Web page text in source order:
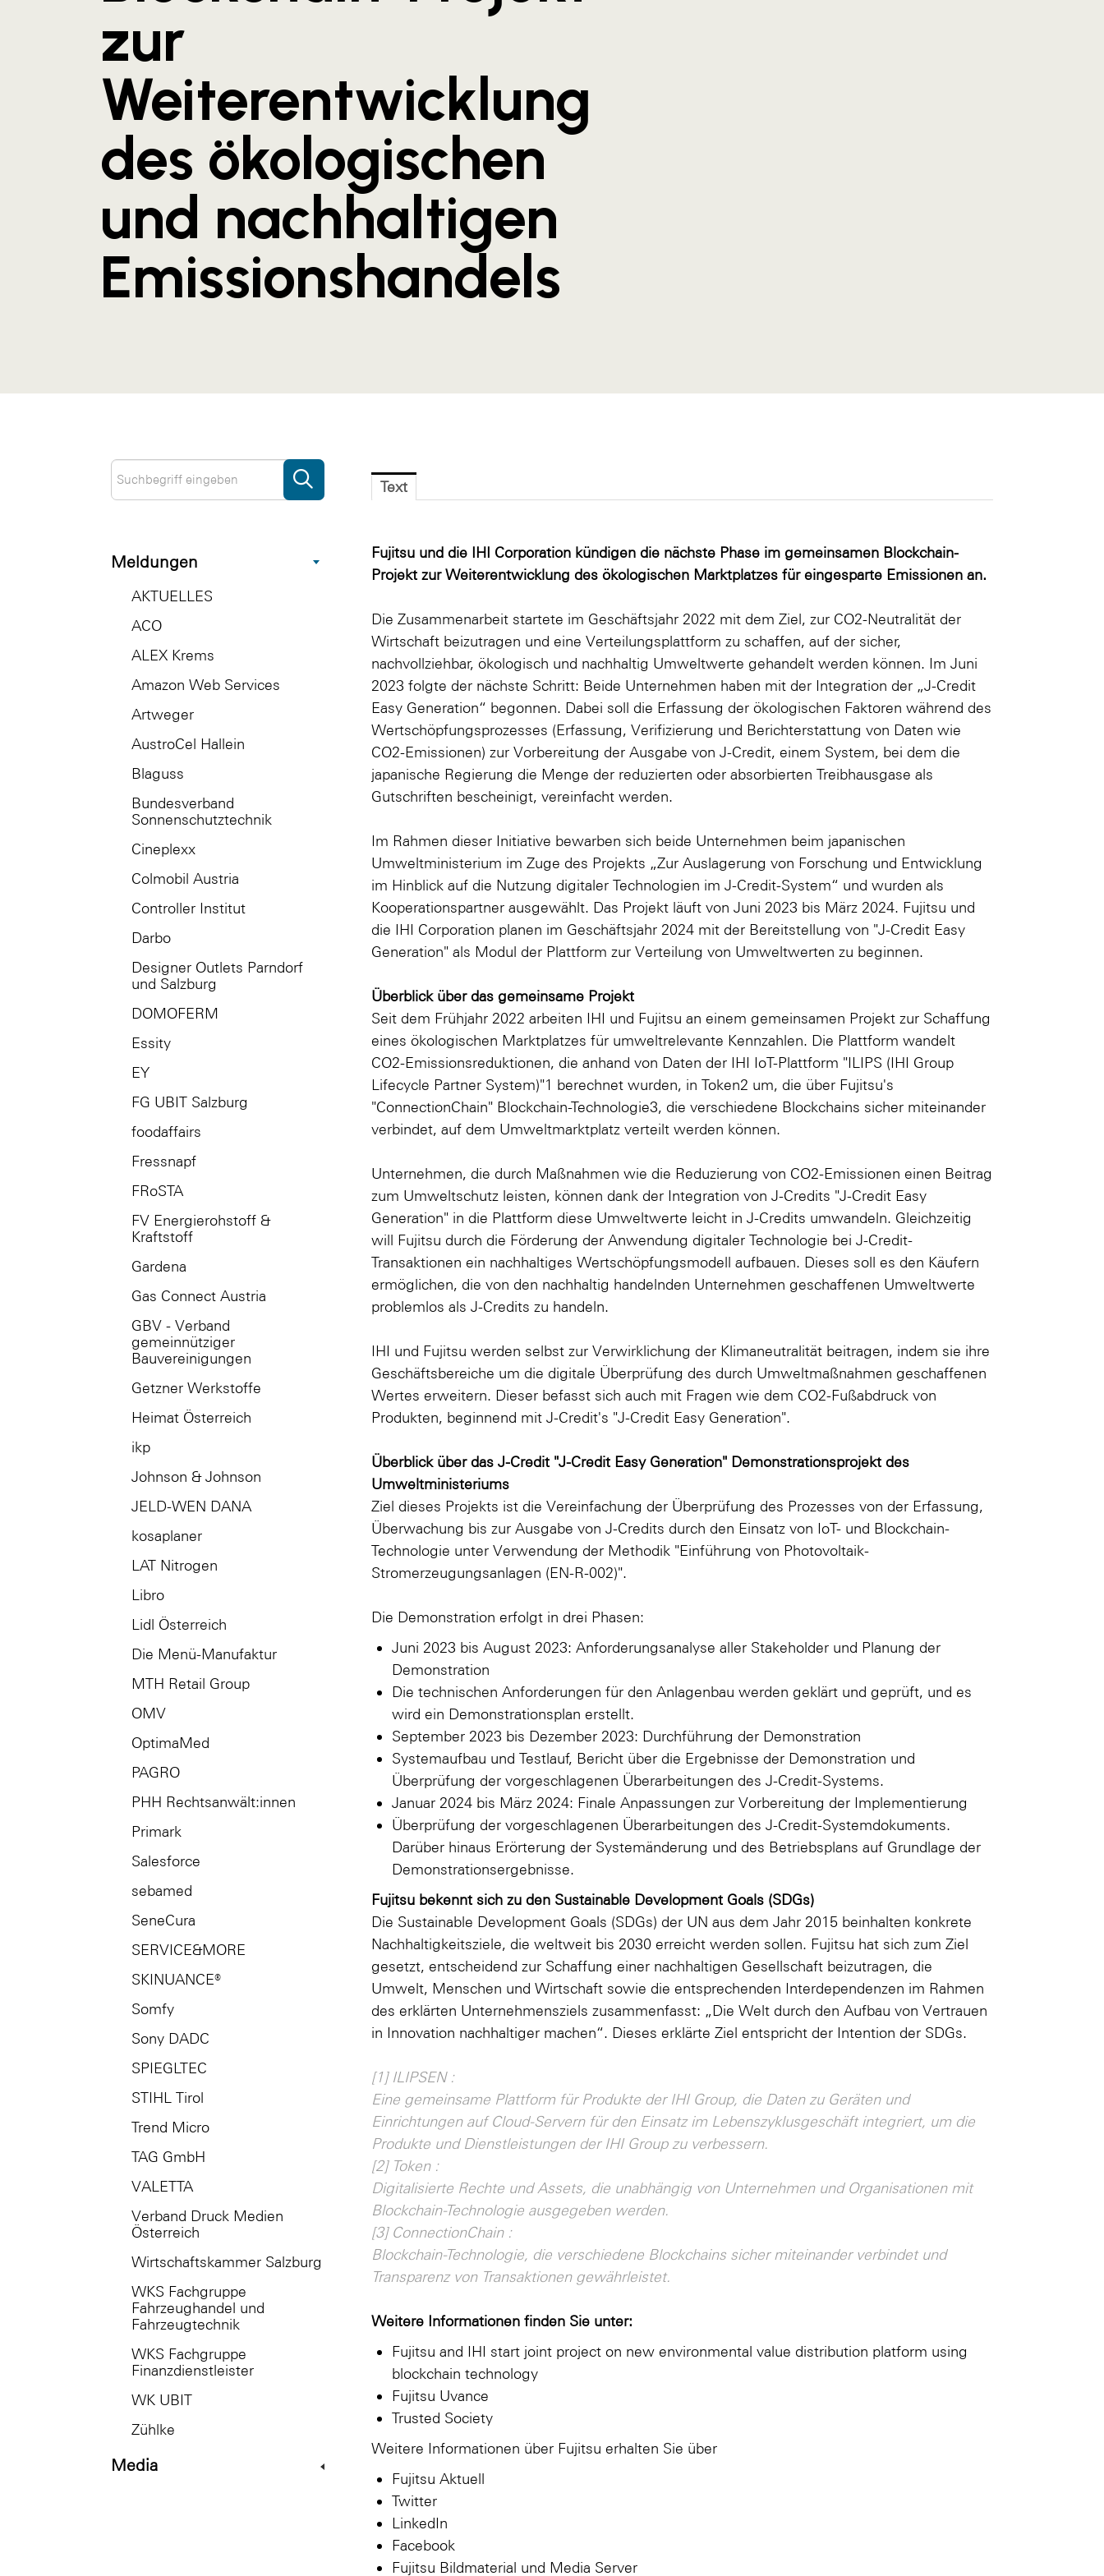
Meldungen
AKTUELLES
ACO
ALEX Krems
Amazon Web Services
Artweger
AustroCel Hallein
Blaguss
Bundesverband
Sonnenschutztechnik
Cineplexx
Colmobil Austria
Controller Institut
Darbo
Designer Outlets Parndorf
und Salzburg
DOMOFERM
Essity
EY
FG UBIT Salzburg
foodaffairs
Fressnapf
FRoSTA
FV Energierohstoff &
Kraftstoff
Gardena
Gas Connect Austria
GBV - Verband
gemeinnütziger
Bauvereinigungen
Getzner Werkstoffe
Heimat Österreich
ikp
Johnson & Johnson
JELD-WEN DANA
kosaplaner
LAT Nitrogen
Libro
Lidl Österreich
Die Menü-Manufaktur
MTH Retail Group
OMV
OptimaMed
PAGRO
PHH Rechtsanwält:innen
Primark
Salesforce
sebamed
SeneCura
SERVICE&MORE
SKINUANCE®
Somfy
Sony DADC
SPIEGLTEC
STIHL Tirol
Trend Micro
TAG GmbH
VALETTA
Verband Druck Medien
Österreich
Wirtschaftskammer Salzburg
WKS Fachgruppe
Fahrzeughandel und
Fahrzeugtechnik
WKS Fachgruppe
Finanzdienstleister
WK UBIT
Zühlke
Media
zur
Weiterentwicklung
des ökologischen
und nachhaltigen
Emissionshandels
Text
Fujitsu und die IHI Corporation kündigen die nächste Phase im gemeinsamen Blockchain-
Projekt zur Weiterentwicklung des ökologischen Marktplatzes für eingesparte Emissionen an.
Die Zusammenarbeit startete im Geschäftsjahr 2022 mit dem Ziel, zur CO2-Neutralität der
Wirtschaft beizutragen und eine Verteilungsplattform zu schaffen, auf der sicher,
nachvollziehbar, ökologisch und nachhaltig Umweltwerte gehandelt werden können. Im Juni
2023 folgte der nächste Schritt: Beide Unternehmen haben mit der Integration der „J-Credit
Easy Generation“ begonnen. Dabei soll die Erfassung der ökologischen Faktoren während des
Wertschöpfungsprozesses (Erfassung, Verifizierung und Berichterstattung von Daten wie
CO2-Emissionen) zur Vorbereitung der Ausgabe von J-Credit, einem System, bei dem die
japanische Regierung die Menge der reduzierten oder absorbierten Treibhausgase als
Gutschriften bescheinigt, vereinfacht werden.
Im Rahmen dieser Initiative bewarben sich beide Unternehmen beim japanischen
Umweltministerium im Zuge des Projekts „Zur Auslagerung von Forschung und Entwicklung
im Hinblick auf die Nutzung digitaler Technologien im J-Credit-System“ und wurden als
Kooperationspartner ausgewählt. Das Projekt läuft von Juni 2023 bis März 2024. Fujitsu und
die IHI Corporation planen im Geschäftsjahr 2024 mit der Bereitstellung von "J-Credit Easy
Generation" als Modul der Plattform zur Verteilung von Umweltwerten zu beginnen.
Überblick über das gemeinsame Projekt
Seit dem Frühjahr 2022 arbeiten IHI und Fujitsu an einem gemeinsamen Projekt zur Schaffung
eines ökologischen Marktplatzes für umweltrelevante Kennzahlen. Die Plattform wandelt
CO2-Emissionsreduktionen, die anhand von Daten der IHI IoT-Plattform "ILIPS (IHI Group
Lifecycle Partner System)"1 berechnet wurden, in Token2 um, die über Fujitsu's
"ConnectionChain" Blockchain-Technologie3, die verschiedene Blockchains sicher miteinander
verbindet, auf dem Umweltmarktplatz verteilt werden können.
Unternehmen, die durch Maßnahmen wie die Reduzierung von CO2-Emissionen einen Beitrag
zum Umweltschutz leisten, können dank der Integration von J-Credits "J-Credit Easy
Generation" in die Plattform diese Umweltwerte leicht in J-Credits umwandeln. Gleichzeitig
will Fujitsu durch die Förderung der Anwendung digitaler Technologie bei J-Credit-
Transaktionen ein nachhaltiges Wertschöpfungsmodell aufbauen. Dieses soll es den Käufern
ermöglichen, die von den nachhaltig handelnden Unternehmen geschaffenen Umweltwerte
problemlos als J-Credits zu handeln.
IHI und Fujitsu werden selbst zur Verwirklichung der Klimaneutralität beitragen, indem sie ihre
Geschäftsbereiche um die digitale Überprüfung des durch Umweltmaßnahmen geschaffenen
Wertes erweitern. Dieser befasst sich auch mit Fragen wie dem CO2-Fußabdruck von
Produkten, beginnend mit J-Credit's "J-Credit Easy Generation".
Überblick über das J-Credit "J-Credit Easy Generation" Demonstrationsprojekt des
Umweltministeriums
Ziel dieses Projekts ist die Vereinfachung der Überprüfung des Prozesses von der Erfassung,
Überwachung bis zur Ausgabe von J-Credits durch den Einsatz von IoT- und Blockchain-
Technologie unter Verwendung der Methodik "Einführung von Photovoltaik-
Stromerzeugungsanlagen (EN-R-002)".
Die Demonstration erfolgt in drei Phasen:
Juni 2023 bis August 2023: Anforderungsanalyse aller Stakeholder und Planung der
Demonstration
Die technischen Anforderungen für den Anlagenbau werden geklärt und geprüft, und es
wird ein Demonstrationsplan erstellt.
September 2023 bis Dezember 2023: Durchführung der Demonstration
Systemaufbau und Testlauf, Bericht über die Ergebnisse der Demonstration und
Überprüfung der vorgeschlagenen Überarbeitungen des J-Credit-Systems.
Januar 2024 bis März 2024: Finale Anpassungen zur Vorbereitung der Implementierung
Überprüfung der vorgeschlagenen Überarbeitungen des J-Credit-Systemdokuments.
Darüber hinaus Erörterung der Systemänderung und des Betriebsplans auf Grundlage der
Demonstrationsergebnisse.
Fujitsu bekennt sich zu den Sustainable Development Goals (SDGs)
Die Sustainable Development Goals (SDGs) der UN aus dem Jahr 2015 beinhalten konkrete
Nachhaltigkeitsziele, die weltweit bis 2030 erreicht werden sollen. Fujitsu hat sich zum Ziel
gesetzt, entscheidend zur Schaffung einer nachhaltigen Gesellschaft beizutragen, die
Umwelt, Menschen und Wirtschaft sowie die entsprechenden Interdependenzen im Rahmen
des erklärten Unternehmensziels zusammenfasst: „Die Welt durch den Aufbau von Vertrauen
in Innovation nachhaltiger machen“. Dieses erklärte Ziel entspricht der Intention der SDGs.
[1] ILIPSEN :
Eine gemeinsame Plattform für Produkte der IHI Group, die Daten zu Geräten und
Einrichtungen auf Cloud-Servern für den Einsatz im Lebenszyklusgeschäft integriert, um die
Produkte und Dienstleistungen der IHI Group zu verbessern.
[2] Token :
Digitalisierte Rechte und Assets, die unabhängig von Unternehmen und Organisationen mit
Blockchain-Technologie ausgegeben werden.
[3] ConnectionChain :
Blockchain-Technologie, die verschiedene Blockchains sicher miteinander verbindet und
Transparenz von Transaktionen gewährleistet.
Weitere Informationen finden Sie unter:
Fujitsu and IHI start joint project on new environmental value distribution platform using
blockchain technology
Fujitsu Uvance
Trusted Society
Weitere Informationen über Fujitsu erhalten Sie über
Fujitsu Aktuell
Twitter
LinkedIn
Facebook
Fujitsu Bildmaterial und Media Server